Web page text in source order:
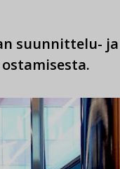
suunnittelu- ja